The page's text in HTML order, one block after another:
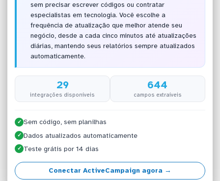
sem precisar escrever códigos ou contratar
especialistas em tecnologia. Você escolhe a
frequência de atualização que melhor atende seu
negócio, desde a cada cinco minutos até atualizações
diárias, mantendo seus relatórios sempre atualizados
automaticamente.
29
integrações disponíveis
644
campos extraíveis
✓ Sem código, sem planilhas
✓ Dados atualizados automaticamente
✓ Teste grátis por 14 dias
Conectar ActiveCampaign agora →